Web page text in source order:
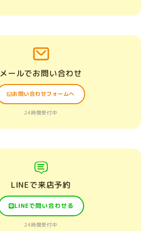
メールでお問い合わせ
お問い合わせフォームへ
24時間受付中
LINEで来店予約
LINEで問い合わせる
24時間受付中